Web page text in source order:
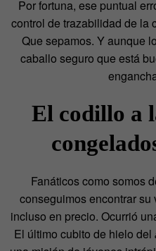
Por fortuna, ese puntual
control de trazabilidad de la
Que sepamos. Y aunque
caballo seguro que está
El codillo a
Fanáticos como somos
conseguimos encontrar
incluso en precio. Ocurrió
El último cubito de hielo del